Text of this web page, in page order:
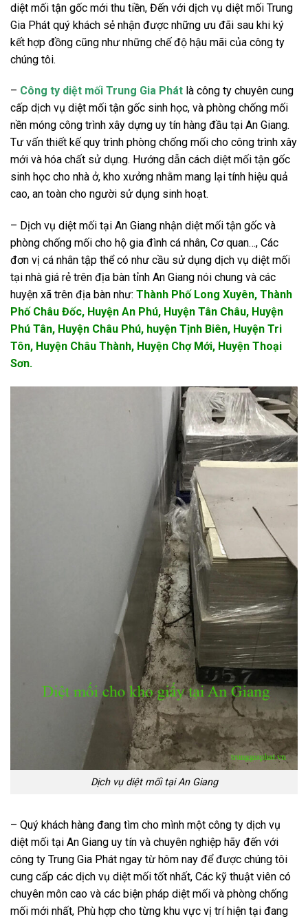
diệt mối tận gốc mới thu tiền, Đến với dịch vụ diệt mối Trung
Gia Phát quý khách sẻ nhận được những ưu đãi sau khi ký
kết hợp đồng cũng như những chế độ hậu mãi của công ty
chúng tôi.
– Công ty diệt mối Trung Gia Phát là công ty chuyên cung
cấp dịch vụ diệt mối tận gốc sinh học, và phòng chống mối
nền móng công trình xây dựng uy tín hàng đầu tại An Giang.
Tư vấn thiết kế quy trình phòng chống mối cho công trình xây
mới và hóa chất sử dụng. Hướng dẫn cách diệt mối tận gốc
sinh học cho nhà ở, kho xưởng nhằm mang lại tính hiệu quả
cao, an toàn cho người sử dụng sinh hoạt.
– Dịch vụ diệt mối tại An Giang nhận diệt mối tận gốc và
phòng chống mối cho hộ gia đình cá nhân, Cơ quan…, Các
đơn vị cá nhân tập thể có như cầu sử dụng dịch vụ diệt mối
tại nhà giá rẻ trên địa bàn tỉnh An Giang nói chung và các
huyện xã trên địa bàn như: Thành Phố Long Xuyên, Thành
Phố Châu Đốc, Huyện An Phú, Huyện Tân Châu, Huyện
Phú Tân, Huyện Châu Phú, huyện Tịnh Biên, Huyện Tri
Tôn, Huyện Châu Thành, Huyện Chợ Mới, Huyện Thoại
Sơn.
Dịch vụ diệt mối tại An Giang
– Quý khách hàng đang tìm cho mình một công ty dịch vụ
diệt mối tại An Giang uy tín và chuyên nghiệp hãy đến với
công ty Trung Gia Phát ngay từ hôm nay để được chúng tôi
cung cấp các dịch vụ diệt mối tốt nhất, Các kỹ thuật viên có
chuyên môn cao và các biện pháp diệt mối và phòng chống
mối mới nhất, Phù hợp cho từng khu vực vị trí hiện tại đang